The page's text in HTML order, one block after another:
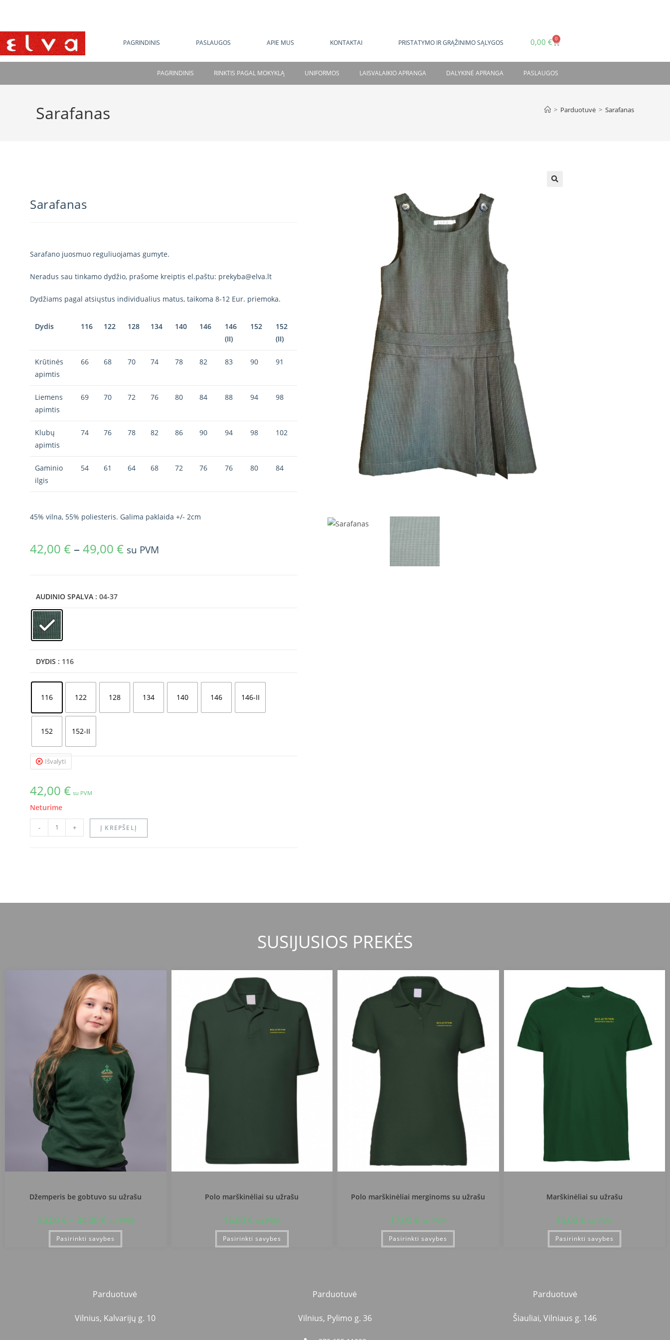
PAGRINDINIS PASLAUGOS APIE MUS KONTAKTAI PRISTATYMO IR GRĄŽINIMO SĄLYGOS 0,00 € 0
PAGRINDINIS RINKTIS PAGAL MOKYKLĄ UNIFORMOS LAISVALAIKIO APRANGA DALYKINĖ APRANGA PASLAUGOS
Sarafanas > Parduotuvė > Sarafanas
Sarafanas
Sarafano juosmuo reguliuojamas gumyte.
Neradus sau tinkamo dydžio, prašome kreiptis el.paštu: prekyba@elva.lt
Dydžiams pagal atsiųstus individualius matus, taikoma 8-12 Eur. priemoka.
Dydis 116 122 128 134 140 146
146
(II)
152
152
(II)
Krūtinės
apimtis
66 68 70 74 78 82 83 90 91
Liemens
apimtis
69 70 72 76 80 84 88 94 98
Klubų
apimtis
74 76 78 82 86 90 94 98 102
Gaminio
ilgis
54 61 64 68 72 76 76 80 84
45% vilna, 55% poliesteris. Galima paklaida +/- 2cm
42,00 € – 49,00 € su PVM
AUDINIO SPALVA : 04-37
DYDIS : 116
116 122 128 134 140 146 146-II
152 152-II
Išvalyti
42,00 € su PVM
Neturime
- + Į KREPŠELĮ
SUSIJUSIOS PREKĖS
Džemperis be gobtuvo su užrašu
33,00€ – 34,00€ su PVM
Pasirinkti savybes
Polo marškinėliai su užrašu
16,00€ su PVM
Pasirinkti savybes
Polo marškinėliai merginoms su užrašu
17,00 € su PVM
Pasirinkti savybes
Marškinėliai su užrašu
15,00€ su PVM
Pasirinkti savybes
Parduotuvė
Vilnius, Kalvarijų g. 10
Parduotuvė
Vilnius, Pylimo g. 36
Parduotuvė
Šiauliai, Vilniaus g. 146